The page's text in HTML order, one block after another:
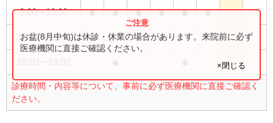
9:00〜13:00 ● ● ● ● ● ●
15:00〜18:30 ● ●
診療時間・内容等について、事前に必ず医療機関に直接ご確認く
ださい。
お盆(8月中旬)は休診・休業の場合があります。来院前に必ず
医療機関に直接ご確認ください。
×閉じる